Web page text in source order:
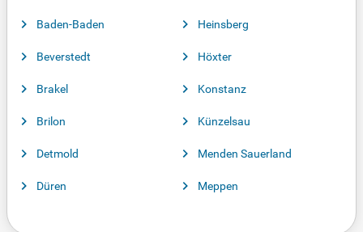
Baden-Baden
Beverstedt
Brakel
Brilon
Detmold
Düren
Heinsberg
Höxter
Konstanz
Künzelsau
Menden Sauerland
Meppen